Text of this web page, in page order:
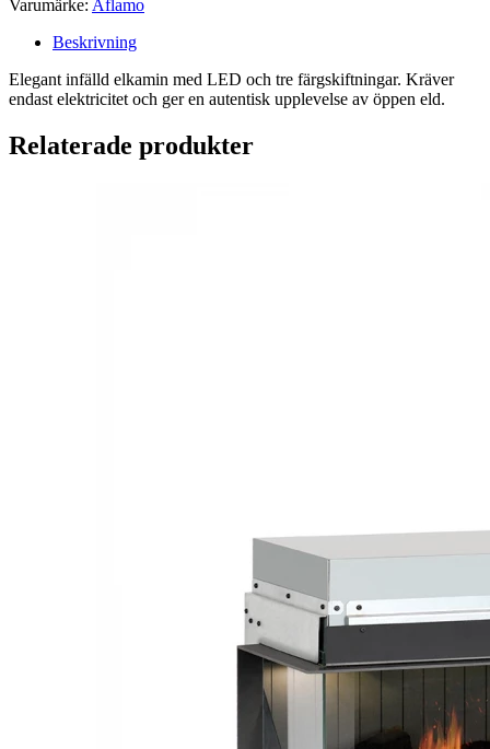
Varumärke: Aflamo
Beskrivning
Elegant infälld elkamin med LED och tre färgskiftningar. Kräver
endast elektricitet och ger en autentisk upplevelse av öppen eld.
Relaterade produkter